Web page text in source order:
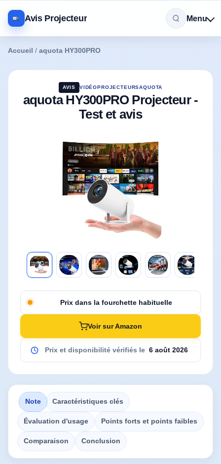
Avis Projecteur Menu
Accueil / aquota HY300PRO
AVIS VIDÉOPROJECTEURSAQUOTA
aquota HY300PRO Projecteur -
Test et avis
Prix dans la fourchette habituelle
Voir sur Amazon
Prix et disponibilité vérifiés le 6 août 2026
Note Caractéristiques clés
Évaluation d'usage Points forts et points faibles
Comparaison Conclusion